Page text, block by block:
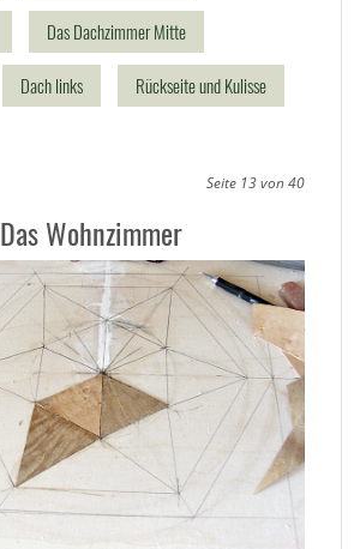
Das Dachzimmer Mitte
Dach links Rückseite und Kulisse
Seite 13 von 40
Das Wohnzimmer